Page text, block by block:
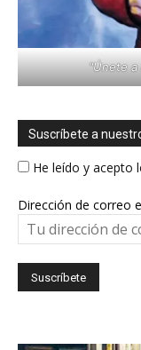
"Únete a
Suscríbete a
He leído y acepto
Dirección de correo